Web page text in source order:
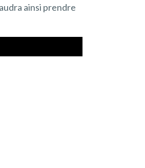
ainsi prendre